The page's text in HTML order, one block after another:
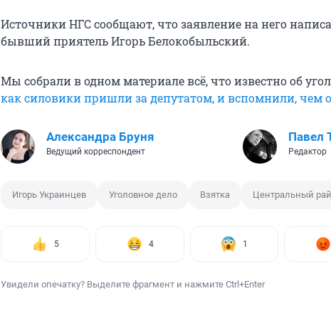
Источники НГС сообщают, что заявление на него
бывший приятель Игорь Белокобыльский.
Мы собрали в одном материале всё, что известно об
как силовики пришли за депутатом, и вспомнили, чем
Александра Бруня
Ведущий корреспондент
Павел
Редактор
Игорь Украинцев Уголовное дело Взятка Центральный
5 4 1
Увидели опечатку? Выделите фрагмент и нажмите Ctrl+Enter